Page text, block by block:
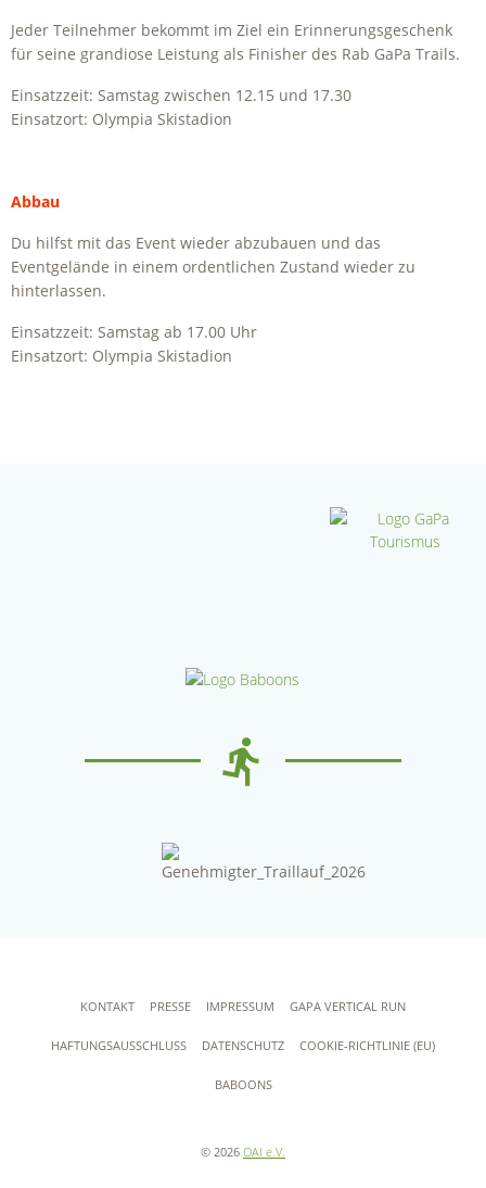
Jeder Teilnehmer bekommt im Ziel ein Erinnerungsgeschenk
für seine grandiose Leistung als Finisher des Rab GaPa Trails.
Einsatzzeit: Samstag zwischen 12.15 und 17.30
Einsatzort: Olympia Skistadion
Abbau
Du hilfst mit das Event wieder abzubauen und das
Eventgelände in einem ordentlichen Zustand wieder zu
hinterlassen.
Einsatzzeit: Samstag ab 17.00 Uhr
Einsatzort: Olympia Skistadion
KONTAKT PRESSE IMPRESSUM GAPA VERTICAL RUN
HAFTUNGSAUSSCHLUSS DATENSCHUTZ COOKIE-RICHTLINIE (EU)
BABOONS
© 2026 OAI e.V.